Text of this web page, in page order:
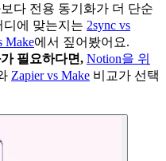
다 전용 동기화가 더 단순
에 맞는지는 2sync vs
Make에서 짚어봤어요.
필요하다면, Notion을 위
Zapier vs Make 비교가 선택